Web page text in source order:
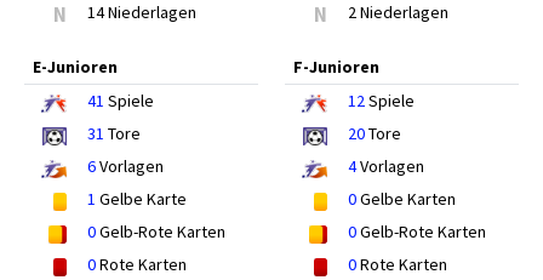
N 14 Niederlagen N 2 Niederlagen
E-Junioren
41 Spiele
31 Tore
6Vorlagen
1 Gelbe Karte
0Gelb-Rote Karten
0Rote Karten
F-Junioren
12Spiele
20Tore
4Vorlagen
0Gelbe Karten
0Gelb-Rote Karten
0Rote Karten